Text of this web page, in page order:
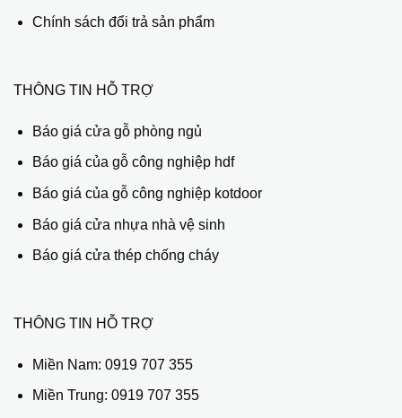
Chính sách đổi trả sản phẩm
THÔNG TIN HỖ TRỢ
Báo giá cửa gỗ phòng ngủ
Báo giá của gỗ công nghiệp hdf
Báo giá của gỗ công nghiệp kotdoor
Báo giá cửa nhựa nhà vệ sinh
Báo giá cửa thép chống cháy
THÔNG TIN HỖ TRỢ
Miền Nam: 0919 707 355
Miền Trung: 0919 707 355